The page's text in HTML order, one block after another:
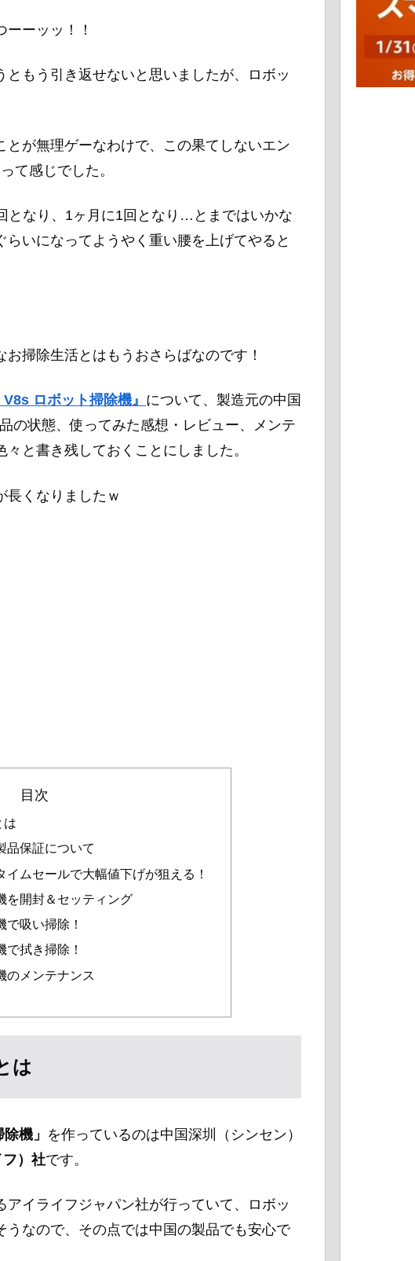
ーッッ！！
もう引き返せないと思いましたが、ロボッ
が無理ゲーなわけで、この果てしないエン
て感じでした。
なり、1ヶ月に1回となり…とまではいかな
いになってようやく重い腰を上げてやると
掃除生活とはもうおさらばなのです！
ロボット掃除機』 について、製造元の中国
の状態、使ってみた感想・レビュー、メンテ
と書き残しておくことにしました。
長くなりましたｗ
目次
は
品保証について
ムセールで大幅値下げが狙える！
を開封＆セッティング
吸い掃除！
拭き掃除！
のメンテナンス
は
機」 を作っているのは中国深圳（シンセン）
）社です。
イライフジャパン社が行っていて、ロボッ
なので、その点では中国の製品でも安心で